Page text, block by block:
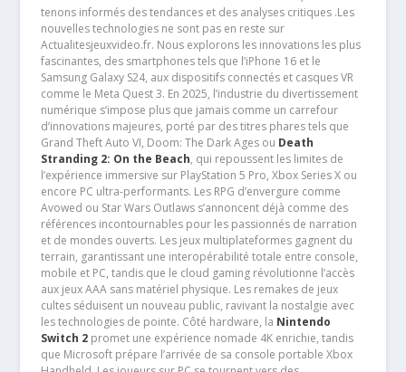
tenons informés des tendances et des analyses critiques .Les
nouvelles technologies ne sont pas en reste sur
Actualitesjeuxvideo.fr. Nous explorons les innovations les plus
fascinantes, des smartphones tels que l’iPhone 16 et le
Samsung Galaxy S24, aux dispositifs connectés et casques VR
comme le Meta Quest 3. En 2025, l’industrie du divertissement
numérique s’impose plus que jamais comme un carrefour
d’innovations majeures, porté par des titres phares tels que
Grand Theft Auto VI, Doom: The Dark Ages ou Death
Stranding 2: On the Beach, qui repoussent les limites de
l’expérience immersive sur PlayStation 5 Pro, Xbox Series X ou
encore PC ultra-performants. Les RPG d’envergure comme
Avowed ou Star Wars Outlaws s’annoncent déjà comme des
références incontournables pour les passionnés de narration
et de mondes ouverts. Les jeux multiplateformes gagnent du
terrain, garantissant une interopérabilité totale entre console,
mobile et PC, tandis que le cloud gaming révolutionne l’accès
aux jeux AAA sans matériel physique. Les remakes de jeux
cultes séduisent un nouveau public, ravivant la nostalgie avec
les technologies de pointe. Côté hardware, la Nintendo
Switch 2promet une expérience nomade 4K enrichie, tandis
que Microsoft prépare l’arrivée de sa console portable Xbox